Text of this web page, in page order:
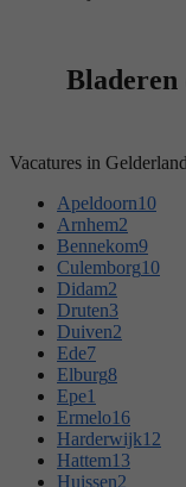
Bladeren
Vacatures in Gelderland
Apeldoorn10
Arnhem2
Bennekom9
Culemborg10
Didam2
Druten3
Duiven2
Ede7
Elburg8
Epe1
Ermelo16
Harderwijk12
Hattem13
Huissen2